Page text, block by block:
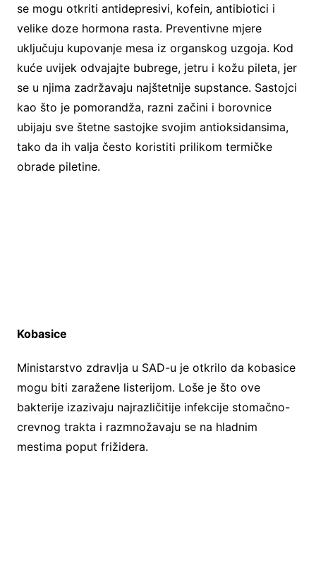
se mogu otkriti antidepresivi, kofein, antibiotici i
velike doze hormona rasta. Preventivne mjere
uključuju kupovanje mesa iz organskog uzgoja. Kod
kuće uvijek odvajajte bubrege, jetru i kožu pileta, jer
se u njima zadržavaju najštetnije supstance. Sastojci
kao što je pomorandža, razni začini i borovnice
ubijaju sve štetne sastojke svojim antioksidansima,
tako da ih valja često koristiti prilikom termičke
obrade piletine.
Kobasice
Ministarstvo zdravlja u SAD-u je otkrilo da kobasice
mogu biti zaražene listerijom. Loše je što ove
bakterije izazivaju najrazličitije infekcije stomačno-
crevnog trakta i razmnožavaju se na hladnim
mestima poput frižidera.